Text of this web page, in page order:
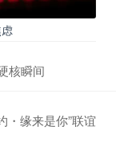
核瞬间
・缘来是你”联谊